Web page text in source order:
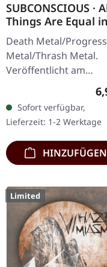
SUBCONSCIOUS ·
Things Are Equal in
Death | CD
Death Metal/
Metal/Thrash Metal.
Veröffentlicht am
08.08.2008, auf
Chaos Records. CD im
Jewelcase mit 8-
Booklet.…
Sofort verfügbar,
Lieferzeit: 1-2 Werktage
HINZUFÜGEN
Limited